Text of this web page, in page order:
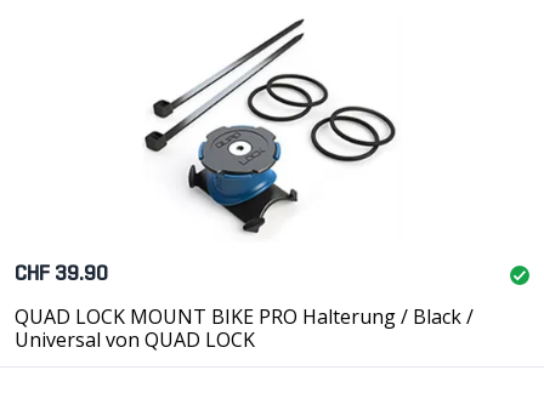
CHF 39.90
QUAD LOCK MOUNT BIKE PRO Halterung / Black /
Universal von QUAD LOCK